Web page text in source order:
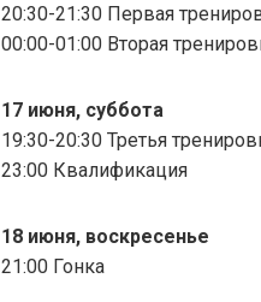
20:30-21:30 Первая
00:00-01:00 Вторая
17 июня, суббота
19:30-20:30 Третья
23:00 Квалификация
18 июня, воскресенье
21:00 Гонка